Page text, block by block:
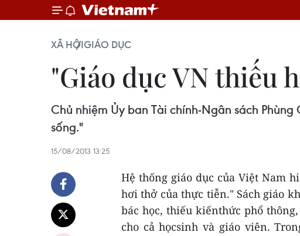
XÃ HỘIGIÁO DỤC
"Giáo dục VN thiếu
Chủ nhiệm Ủy ban Tài chính-Ngân sách
sống."
15/08/2013 13:25
Hệ thống giáo dục của Việt Nam
hơi thở của thực tiễn." Sách giáo
bác học, thiếu kiếnthức phổ
cho cả họcsinh và giáo viên.